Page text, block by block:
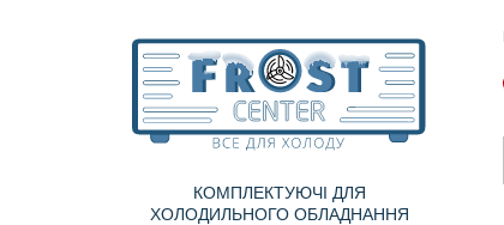
КОМПЛЕКТУЮЧІ ДЛЯ
ХОЛОДИЛЬНОГО ОБЛАДНАННЯ